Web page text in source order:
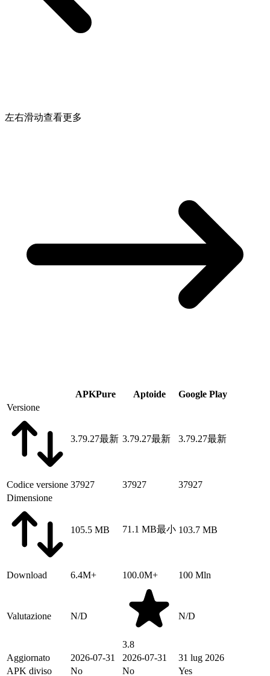
左右滑动查看更多
APKPure Aptoide
Google Play
Versione
3.79.27最新 3.79.27最新 3.79.27最新
Codice versione 37927 37927
37927
Dimensione
105.5 MB 71.1 MB最小 103.7 MB
Download 6.4M+ 100.0M+ 100 Mln
Valutazione N/D
3.8
N/D
Aggiornato 2026-07-31 2026-07-31
31 lug 2026
APK diviso
No No Yes